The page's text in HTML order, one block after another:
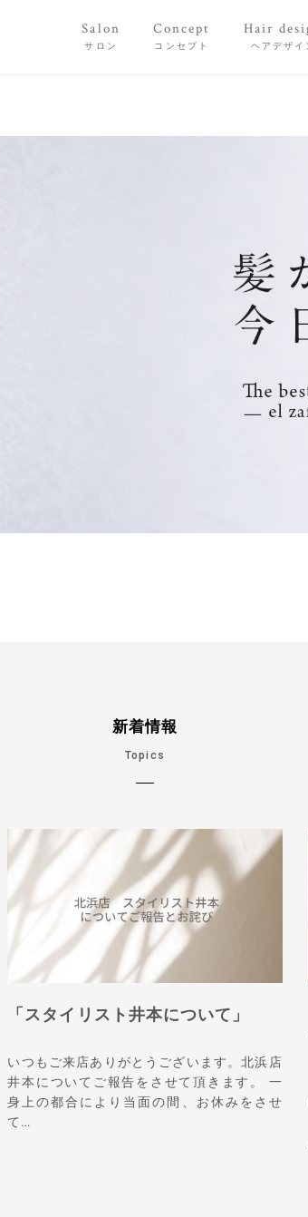
Salon
サロン
Concept
コンセプト
Hair
ヘアデザイ
新着情報
Topics
「スタイリスト井本について」
いつもご来店ありがとうございます。北浜店
井本についてご報告をさせて頂きます。 一
身上の都合により当面の間、お休みをさせ
て…